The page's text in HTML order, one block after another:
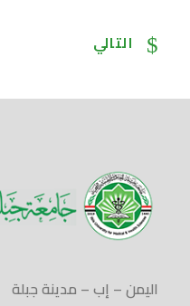
التالي
اليمن – إب – مدينة جبلة